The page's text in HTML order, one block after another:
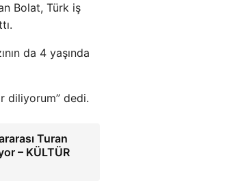
Bolat, Türk iş
da 4 yaşında
diliyorum” dedi.
Turan
– KÜLTÜR